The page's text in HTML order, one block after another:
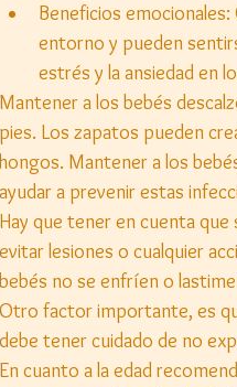
Beneficios
entorno y pueden
estrés y la ansiedad en
Mantener a los bebés
pies. Los zapatos pueden
hongos. Mantener a los
ayudar a prevenir estas
Hay que tener en cuenta
evitar lesiones o cualquier
bebés no se enfríen o
Otro factor importante, es
debe tener cuidado de no
En cuanto a la edad